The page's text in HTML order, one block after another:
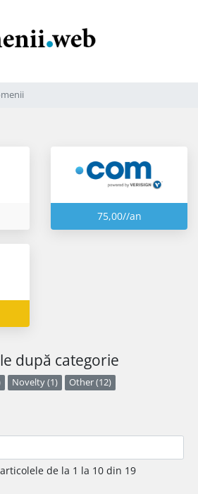
75,00//an
după categorie
Novelty (1) Other (12)
de la 1 la 10 din 19